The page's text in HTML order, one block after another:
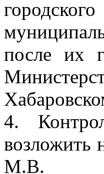
после их
4.
возложить
М.В.